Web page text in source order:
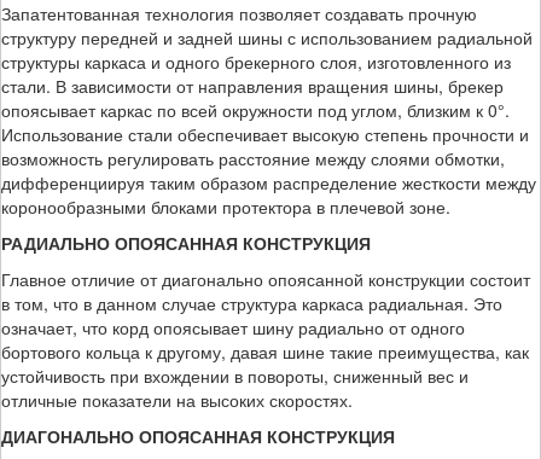
Запатентованная технология позволяет создавать прочную
структуру передней и задней шины с использованием радиальной
структуры каркаса и одного брекерного слоя, изготовленного из
стали. В зависимости от направления вращения шины, брекер
опоясывает каркас по всей окружности под углом, близким к 0°.
Использование стали обеспечивает высокую степень прочности и
возможность регулировать расстояние между слоями обмотки,
дифференциируя таким образом распределение жесткости между
коронообразными блоками протектора в плечевой зоне.
РАДИАЛЬНО ОПОЯСАННАЯ КОНСТРУКЦИЯ
Главное отличие от диагонально опоясанной конструкции состоит
в том, что в данном случае структура каркаса радиальная. Это
означает, что корд опоясывает шину радиально от одного
бортового кольца к другому, давая шине такие преимущества, как
устойчивость при вхождении в повороты, сниженный вес и
отличные показатели на высоких скоростях.
ДИАГОНАЛЬНО ОПОЯСАННАЯ КОНСТРУКЦИЯ